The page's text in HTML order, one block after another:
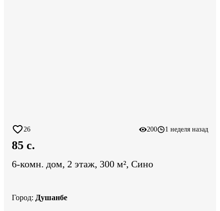
26 200 1 неделя назад
85 c.
6-комн. дом, 2 этаж, 300 м², Сино
Город: Душанбе